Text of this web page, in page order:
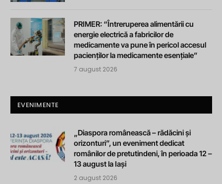
PRIMER: “Întreruperea alimentării cu
energie electrică a fabricilor de
medicamente va pune în pericol accesul
pacienților la medicamente esențiale”
7 august 2026
EVENIMENTE
„Diaspora românească – rădăcini și
orizonturi”, un eveniment dedicat
românilor de pretutindeni, în perioada 12 –
13 august la Iași
2 august 2026